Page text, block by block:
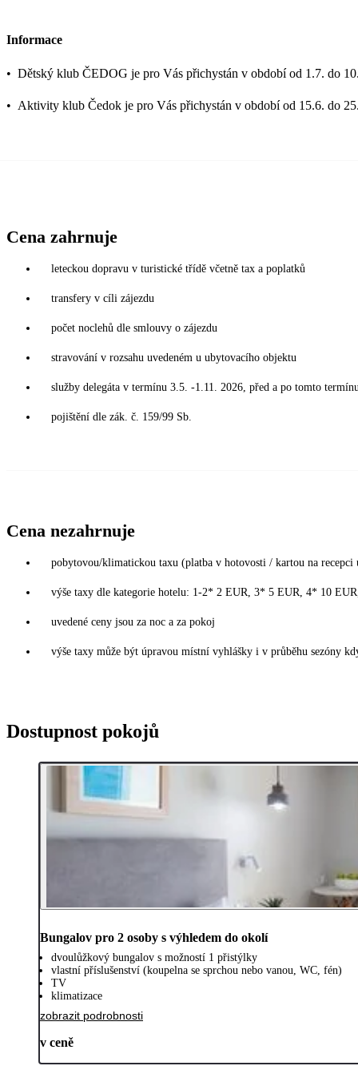
Informace
• Dětský klub ČEDOG je pro Vás přichystán v období od 1.7. do
• Aktivity klub Čedok je pro Vás přichystán v období od 15.6. do
Cena zahrnuje
leteckou dopravu v turistické třídě včetně tax a poplatků
transfery v cíli zájezdu
počet noclehů dle smlouvy o zájezdu
stravování v rozsahu uvedeném u ubytovacího objektu
služby delegáta v termínu 3.5. -1.11. 2026, před a po tomto
pojištění dle zák. č. 159/99 Sb.
Cena nezahrnuje
pobytovou/klimatickou taxu (platba v hotovosti / kartou na
výše taxy dle kategorie hotelu: 1-2* 2 EUR, 3* 5 EUR, 4* 10
uvedené ceny jsou za noc a za pokoj
výše taxy může být úpravou místní vyhlášky i v průběhu sezóny
Dostupnost pokojů
Bungalov pro 2 osoby s výhledem do okolí
dvoulůžkový bungalov s možností 1 přistýlky
vlastní příslušenství (koupelna se sprchou nebo vanou, WC, fén)
TV
klimatizace
zobrazit podrobnosti
v ceně